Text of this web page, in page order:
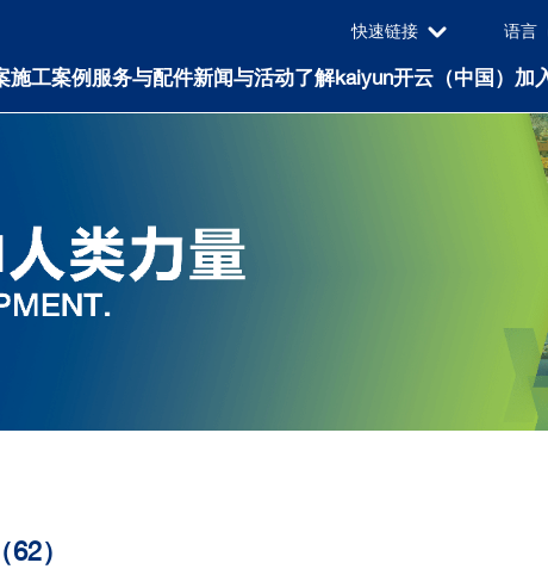
施工案例 服务与配件新闻与活动了解kaiyun开云（中国） 加
快速链接 语言
）